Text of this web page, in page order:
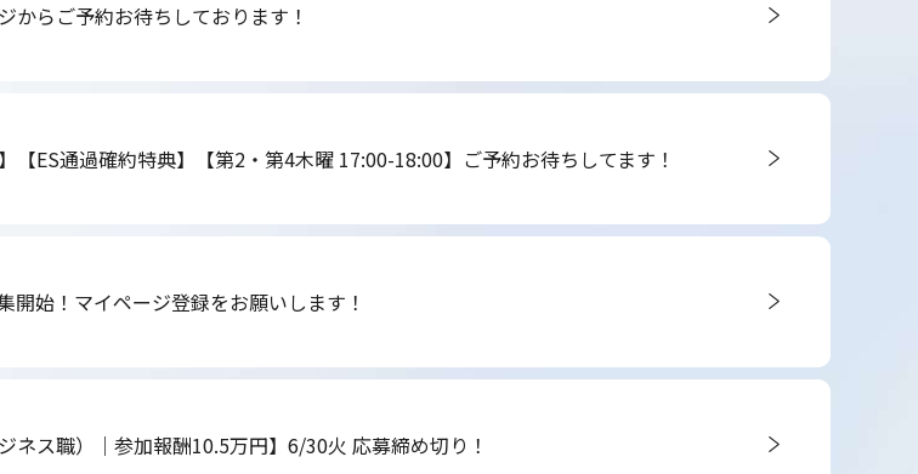
ン
からご予約お待ちしております！
【ES通過確約特典】【第2・第4木曜 17:00-18:00】ご予約お待ちしてます！
開始！マイページ登録をお願いします！
ネス職）｜参加報酬10.5万円】6/30火 応募締め切り！